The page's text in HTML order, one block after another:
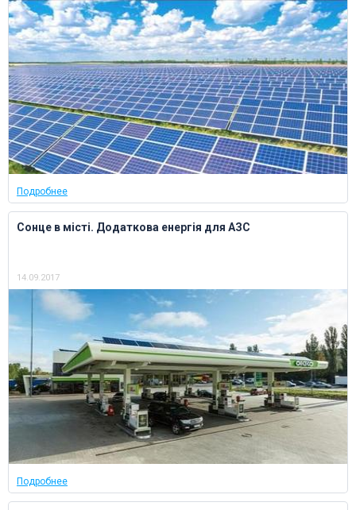
Подробнее
Сонце в місті. Додаткова енергія для АЗС
14.09.2017
Подробнее